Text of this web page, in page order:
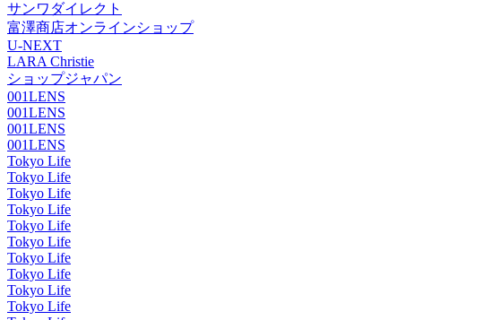
サンワダイレクト
富澤商店オンラインショップ
U-NEXT
LARA Christie
ショップジャパン
001LENS
001LENS
001LENS
001LENS
Tokyo Life
Tokyo Life
Tokyo Life
Tokyo Life
Tokyo Life
Tokyo Life
Tokyo Life
Tokyo Life
Tokyo Life
Tokyo Life